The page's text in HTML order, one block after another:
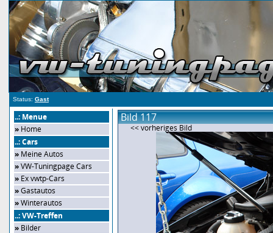
Status: Gast
..: Menue
» Home
..: Cars
» Meine Autos
»VW-Tuningpage Cars
» Ex vwtp-Cars
»Gastautos
»Winterautos
..: VW-Treffen
» Bilder
Bild 117
<< vorheriges Bild